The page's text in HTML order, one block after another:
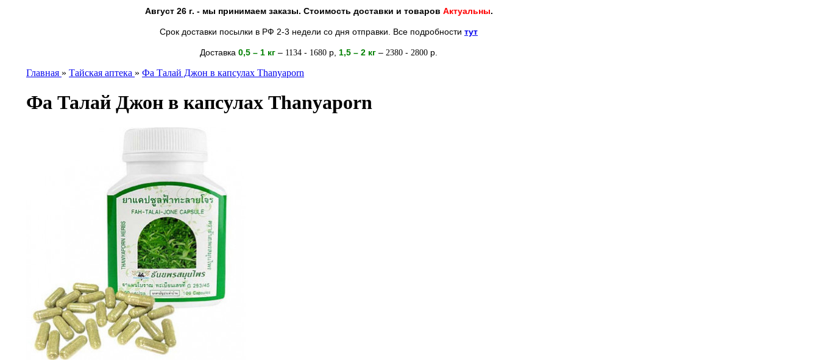
Август 26 г. - мы принимаем заказы. Стоимость доставки и товаров Актуальны.
Срок доставки посылки в РФ 2-3 недели со дня отправки. Все подробности тут
Доставка 0,5 – 1 кг – 1134 - 1680 р 1,5 – 2 кг – 2380 - 2800 р.
Главная » Тайская аптека » Фа Талай Джон в капсулах Thanyaporn
Фа Талай Джон в капсулах Thanyaporn